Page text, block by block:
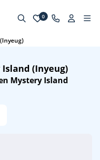
0
(Inyeug)
Mystery Island